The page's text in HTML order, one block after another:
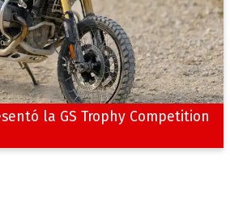
la GS Trophy Competition